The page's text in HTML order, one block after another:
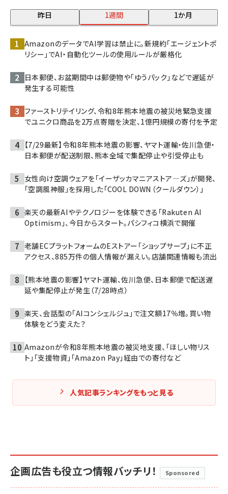
昨日 1週間 1か月
AmazonのデータでAI学習は禁止に。新規約「エージェントポ
リシー」でAI・自動化ツールの使用ルールが厳格化
日本郵便、お盆期間中は郵便物や「ゆうパック」などで遅延が
発生する可能性
ファーストリテイリング、令和8年熊本地震の被災地緊急支援
でユニクロ商品を2万点寄贈を決定、1億円規模の寄付を予定
【7/29最新】令和8年熊本地震の影響、ヤマト運輸・佐川急便・
日本郵便が配送制限、熊本全域で集配停止や引受停止も
女性向け空調ウェアを「イーザッカマニアストア―ズ」が開発、
「空調風神服」を採用した「COOL DOWN（クールダウン）」
楽天の最新AIやテクノロジーを体験できる「Rakuten AI
Optimism」、今日からスタート。パシフィコ横浜で開催
老舗ECプラットフォームのEストアー「ショップサーブ」に不正
アクセス、885万件の個人情報が漏えい。店舗関連情報も流出
【熊本地震の影響】ヤマト運輸、佐川急便、日本郵便で配送遅
延や集配停止が発生（7/28時点）
楽天、会話型の「AIコンシェルジュ」で注文額17％増。買い物
体験をどう変えた？
Amazonが令和8年熊本地震の被災地支援、「ほしい物リス
ト」「支援物資」「Amazon Pay」経由での寄付など
人気記事ランキングをもっと見る
企画広告も役立つ情報バッチリ！ Sponsored